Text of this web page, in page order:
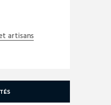
artisans